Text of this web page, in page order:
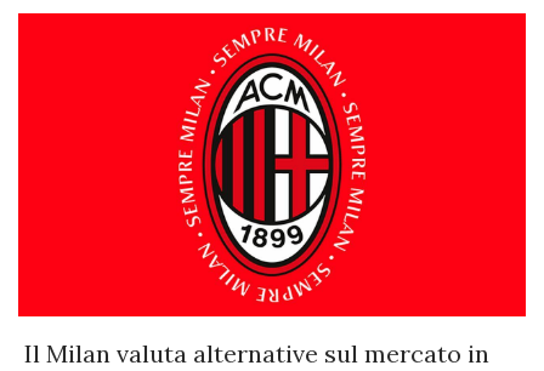
Il Milan valuta alternative sul mercato in